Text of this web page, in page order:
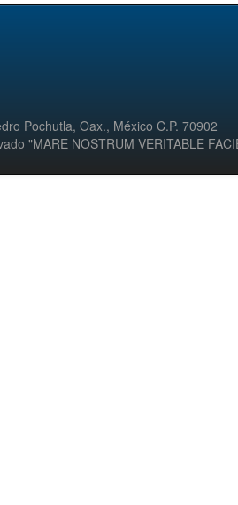
Pochutla, Oax., México C.P. 70902
"MARE NOSTRUM VERITABLE